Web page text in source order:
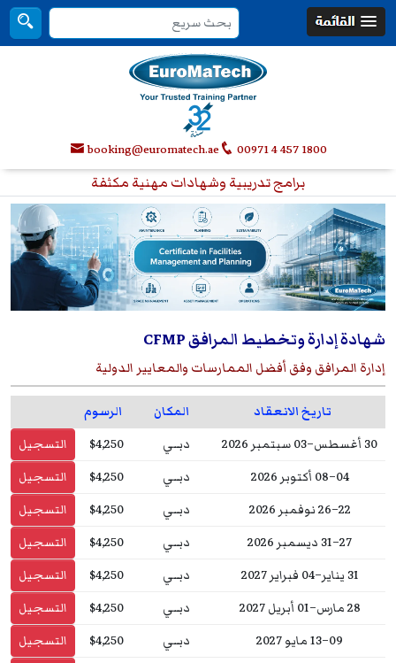
00971 4 457 1800
booking@euromatech.ae
برامج تدريبية وشهادات مهنية مكثفة
شهادة إدارة وتخطيط المرافق CFMP
إدارة المرافق وفق أفضل الممارسات والمعايير الدولية
تاريخ الانعقاد المكان
الرسوم
30 أغسطس–03 سبتمبر 2026
دبــي $4,250
التسجيل
04–08 أكتوبر 2026
دبــي $4,250
التسجيل
22–26 نوفمبر 2026
دبــي $4,250
التسجيل
27–31 ديسمبر 2026
دبــي $4,250
التسجيل
31 يناير–04 فبراير 2027
دبــي $4,250
التسجيل
28 مارس–01 أبريل 2027
دبــي $4,250
التسجيل
09–13 مايو 2027
دبــي $4,250
التسجيل